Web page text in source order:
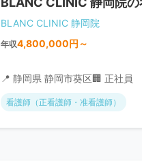
BLANC CLINIC 静岡院
年収4,800,000円～
📍 静岡県 静岡市葵区🏢 正社員
看護師（正看護師・准看護師）